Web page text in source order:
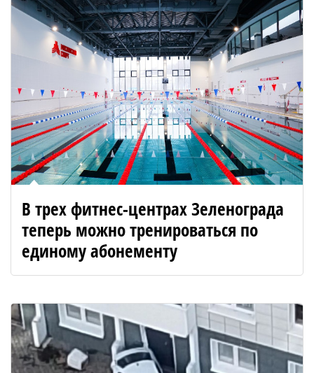
В трех фитнес-центрах Зеленограда
теперь можно тренироваться по
единому абонементу